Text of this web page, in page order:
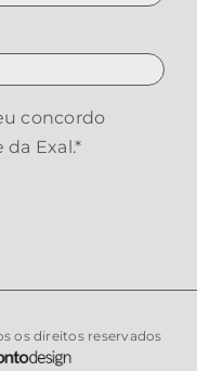
concordo
Exal .*
os direitos reservados